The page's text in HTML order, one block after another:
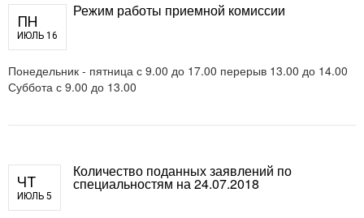
ПН
ИЮЛЬ 16
Режим работы приемной комиссии
Понедельник - пятница с 9.00 до 17.00 перерыв 13.00 до 14.00
Суббота с 9.00 до 13.00
ЧТ
ИЮЛЬ 5
Количество поданных заявлений по
специальностям на 24.07.2018